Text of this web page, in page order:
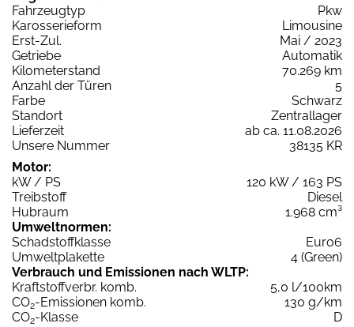
Fahrzeugtyp
Pkw
Karosserieform
Limousine
Erst-Zul.
Mai / 2023
Getriebe
Automatik
Kilometerstand
70.269 km
Anzahl der Türen
5
Farbe
Schwarz
Standort
Zentrallager
Lieferzeit
ab ca. 11.08.2026
Unsere Nummer
38135 KR
Motor:
kW / PS
120 kW / 163 PS
Treibstoff
Diesel
Hubraum
1.968 cm³
Umweltnormen:
Schadstoffklasse
Euro6
Umweltplakette
4 (Green)
Verbrauch und Emissionen nach WLTP:
Kraftstoffverbr. komb.
5,0 l/100km
CO2-Emissionen komb.
130 g/km
CO2-Klasse
D